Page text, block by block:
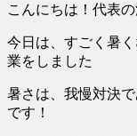
こんにちは！代表
今日は、すごく暑
業をしました
暑さは、我慢対決
です！